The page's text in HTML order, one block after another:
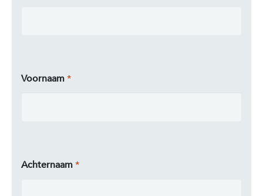
Voornaam
Achternaam